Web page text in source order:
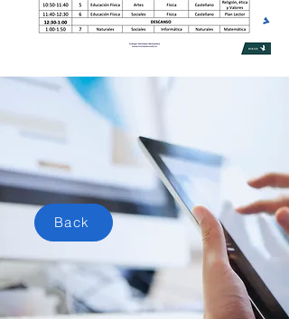
Google
Classroom
Back